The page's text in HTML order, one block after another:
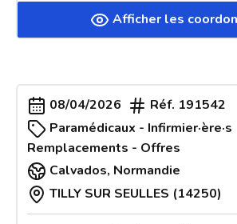
Afficher les
08/04/2026 Réf. 191542
Paramédicaux - Infirmier·ère·s
Remplacements - Offres
Calvados, Normandie
TILLY SUR SEULLES (14250)